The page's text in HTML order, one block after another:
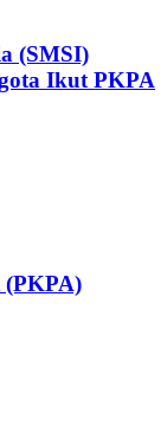
(SMSI)
Ikut PKPA
(PKPA)